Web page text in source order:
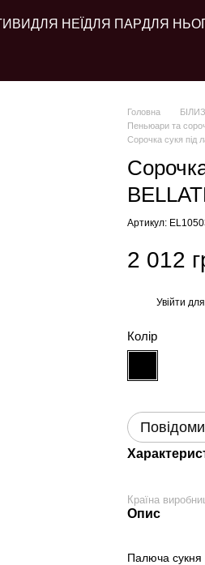
ДЛЯ НЕЇ ДЛЯ ПАРДЛЯ
Головна
Пеньюари та
Сорочка сукя під
Артикул:
2 012
Увійти
Колір
Країна
Опис
Палюча сукня